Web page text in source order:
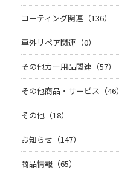
コーティング関連（136）
車外リペア関連（0）
その他カー用品関連（57）
その他商品・サービス（46）
その他（18）
お知らせ（147）
商品情報（65）